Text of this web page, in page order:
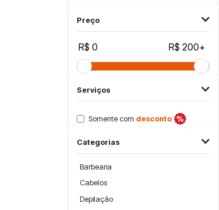
Preço
R$ 0 R$ 200+
Serviços
Somente com desconto
Categorias
Barbearia
Cabelos
Depilação